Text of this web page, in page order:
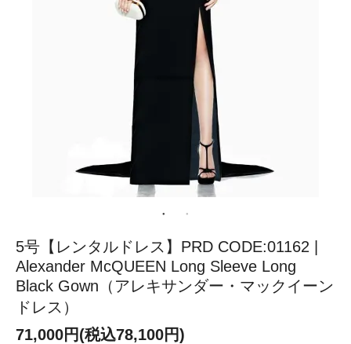
5号【レンタルドレス】PRD CODE:01162 |
Alexander McQUEEN Long Sleeve Long
Black Gown（アレキサンダー・マックイーン
ドレス）
71,000円(税込78,100円)